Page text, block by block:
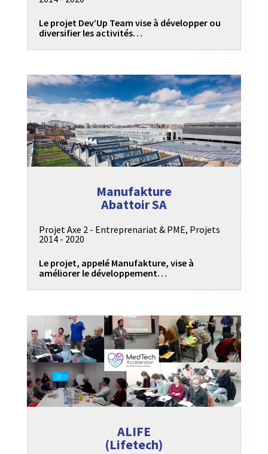
Le projet Dev’Up Team vise à développer ou
diversifier les activités…
Manufakture
Abattoir SA
Projet Axe 2 - Entreprenariat & PME, Projets
2014 - 2020
Le projet, appelé Manufakture, vise à
améliorer le développement…
ALIFE
(Lifetech)